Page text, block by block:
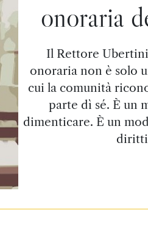
onoraria
Il Rettore
onoraria non è solo
cui la comunità
parte dì sé. È un
dimenticare. È un
diritti